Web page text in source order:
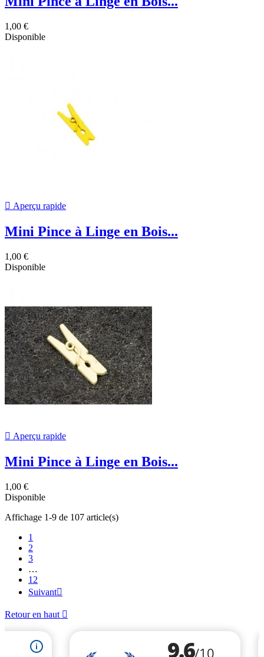
1,00 €
Disponible
 Aperçu rapide
Mini Pince à Linge en Bois...
1,00 €
Disponible
 Aperçu rapide
Mini Pince à Linge en Bois...
1,00 €
Disponible
Affichage 1-9 de 107 article(s)
1
2
3
…
12
Suivant
Retour en haut 